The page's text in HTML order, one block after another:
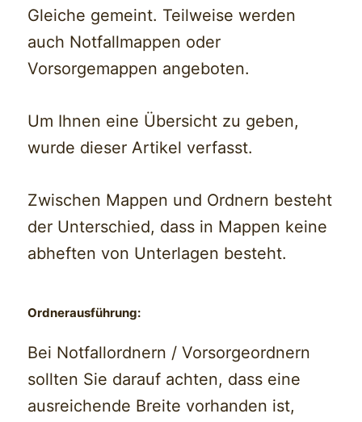
Gleiche gemeint. Teilweise werden
auch Notfallmappen oder
Vorsorgemappen angeboten.
Um Ihnen eine Übersicht zu geben,
wurde dieser Artikel verfasst.
Zwischen Mappen und Ordnern besteht
der Unterschied, dass in Mappen keine
abheften von Unterlagen besteht.
Ordnerausführung:
Bei Notfallordnern / Vorsorgeordnern
sollten Sie darauf achten, dass eine
ausreichende Breite vorhanden ist,